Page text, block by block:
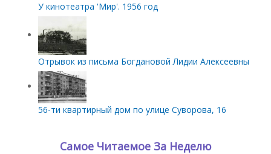
У кинотеатра 'Мир'. 1956 год
Отрывок из письма Богдановой Лидии Алексеевны
56-ти квартирный дом по улице Суворова, 16
Самое Читаемое За Неделю